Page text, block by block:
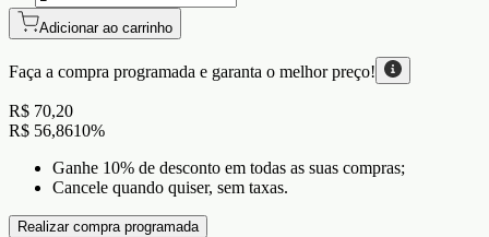
Adicionar ao carrinho
Faça a compra programada e garanta o melhor preço!
R$ 70,20
R$ 56,8610%
Ganhe 10% de desconto em todas as suas compras;
Cancele quando quiser, sem taxas.
Realizar compra programada